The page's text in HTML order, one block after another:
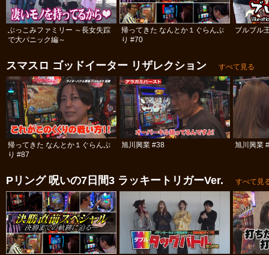
ぶっこみファミリー ～長女失踪
で大パニック編～
帰ってきた なんとか１ぐらんぷ
り #70
ブルブル
スマスロ ゴッドイーター リザレクション すべて見る
帰ってきた なんとか１ぐらんぷ
り #87
旭川興業 #38 旭川興業
Pリング 呪いの7日間3 ラッキートリガーVer. すべて見